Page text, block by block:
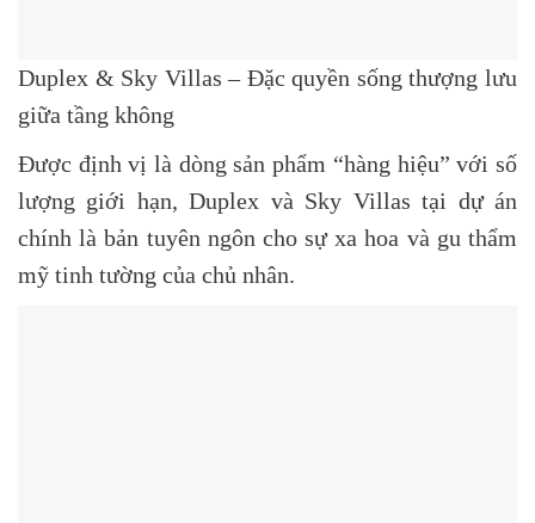
Duplex & Sky Villas – Đặc quyền sống thượng lưu
giữa tầng không
Được định vị là dòng sản phẩm “hàng hiệu” với số
lượng giới hạn,Duplex và Sky Villas tại dự án
chính là bản tuyên ngôn cho sự xa hoa và gu thẩm
mỹ tinh tường của chủ nhân.